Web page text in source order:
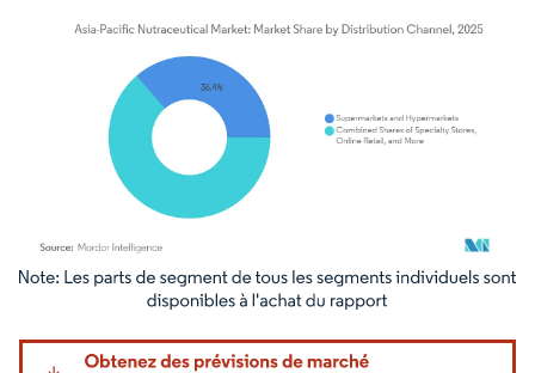
Image © Mordor Intelligence. La réutilisation nécessite une attribution sous CC BY